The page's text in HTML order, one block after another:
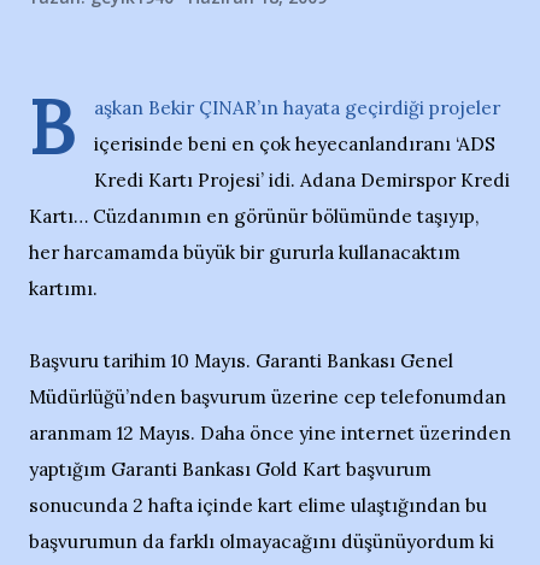
B
aşkan Bekir ÇINAR’ın hayata geçirdiği projeler
içerisinde beni en çok heyecanlandıranı ‘ADS
Kredi Kartı Projesi’ idi. Adana Demirspor Kredi
Kartı… Cüzdanımın en görünür bölümünde taşıyıp,
her harcamamda büyük bir gururla kullanacaktım
kartımı.
Başvuru tarihim 10 Mayıs. Garanti Bankası Genel
Müdürlüğü’nden başvurum üzerine cep telefonumdan
aranmam 12 Mayıs. Daha önce yine internet üzerinden
yaptığım Garanti Bankası Gold Kart başvurum
sonucunda 2 hafta içinde kart elime ulaştığından bu
başvurumun da farklı olmayacağını düşünüyordum ki